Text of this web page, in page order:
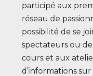
participé aux
réseau de
possibilité de se
spectateurs ou
cours et aux
d’informations sur